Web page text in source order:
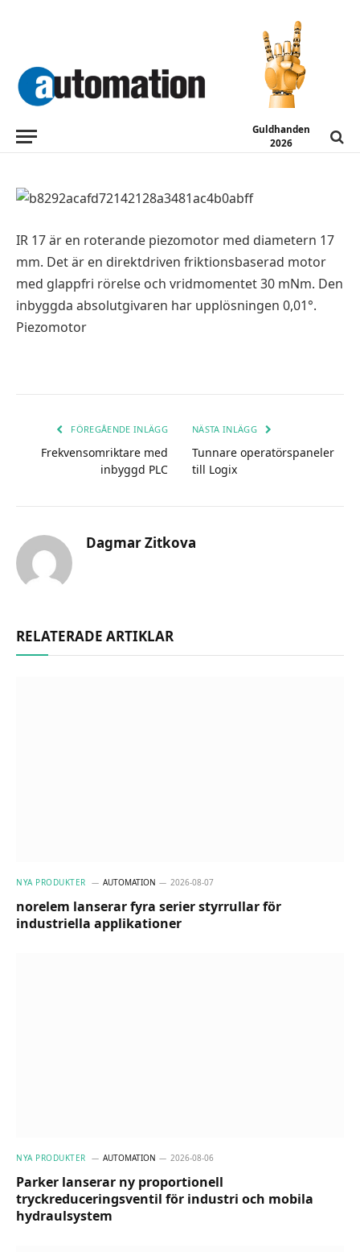
Guldhanden
2026
Roterande piezomotor
IR 17 är en roterande piezomotor med diametern 17
mm. Det är en direktdriven friktionsbaserad motor
med glappfri rörelse och vridmomentet 30 mNm. Den
inbyggda absolutgivaren har upplösningen 0,01°.
Piezomotor
FÖREGÅENDE INLÄGG
Frekvensomriktare med
inbyggd PLC
NÄSTA INLÄGG
Tunnare operatörspaneler
till Logix
Dagmar Zitkova
RELATERADE ARTIKLAR
NYA PRODUKTER AUTOMATION 2026-08-07
norelem lanserar fyra serier styrrullar för
industriella applikationer
NYA PRODUKTER AUTOMATION 2026-08-06
Parker lanserar ny proportionell
tryckreduceringsventil för industri och mobila
hydraulsystem